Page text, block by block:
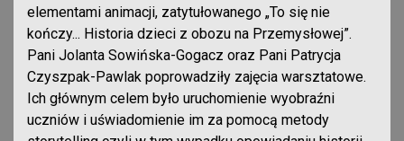
elementami animacji, zatytułowanego „To się nie
kończy... Historia dzieci z obozu na Przemysłowej”.
Pani Jolanta Sowińska-Gogacz oraz Pani Patrycja
Czyszpak-Pawlak poprowadziły zajęcia warsztatowe.
Ich głównym celem było uruchomienie wyobraźni
uczniów i uświadomienie im za pomocą metody